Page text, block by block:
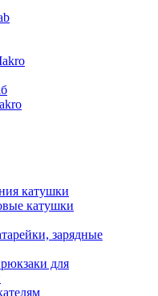
катушки
катушки
зарядные
для